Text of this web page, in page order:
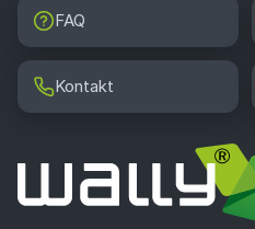
FAQ
Kontakt